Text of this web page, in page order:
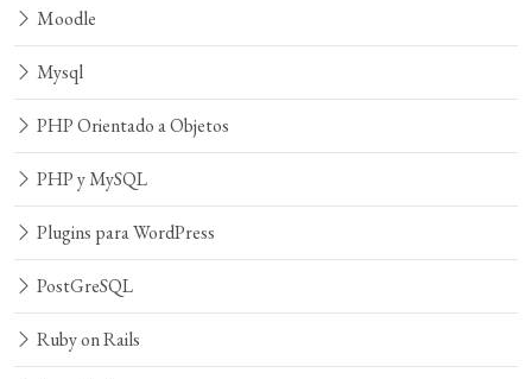
Moodle
Mysql
PHP Orientado a Objetos
PHP y MySQL
Plugins para WordPress
PostGreSQL
Ruby on Rails